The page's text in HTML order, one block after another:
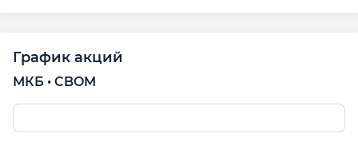
График акций
МКБ • CBOM